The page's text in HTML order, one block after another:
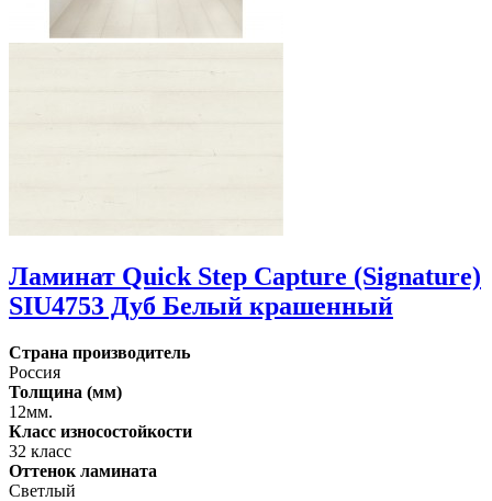
Ламинат Quick Step Capture (Signature)
SIU4753 Дуб Белый крашенный
Страна производитель
Россия
Толщина (мм)
12мм.
Класс износостойкости
32 класс
Оттенок ламината
Светлый